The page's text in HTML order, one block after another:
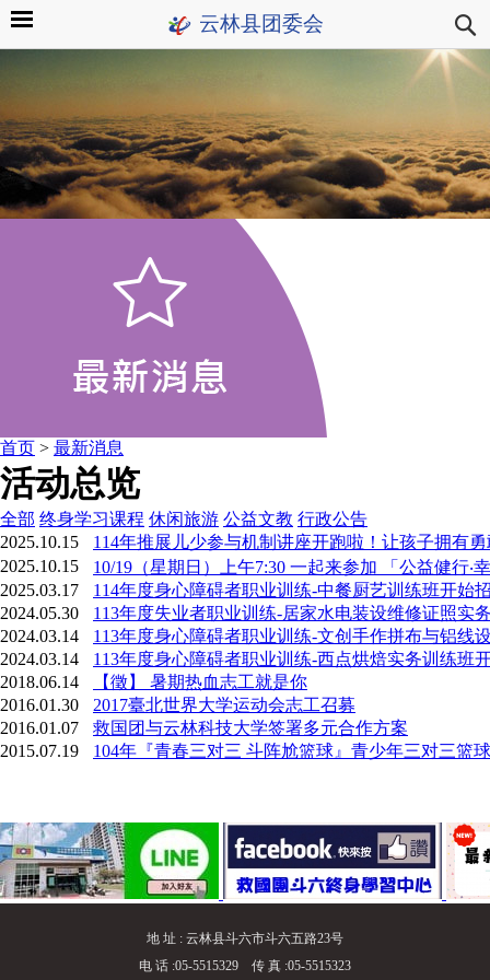
云林县团委会
首页 > 最新消息
活动总览
全部 终身学习课程 休闲旅游 公益文教 行政公告
2025.10.15
114年推展儿少参与机制讲座开跑啦！让孩子拥有
2025.10.15
10/19（星期日）上午7:30 一起来参加 「公益健行‧
2025.03.17
114年度身心障碍者职业训练-中餐厨艺训练班开始
2024.05.30
113年度失业者职业训练-居家水电装设维修证照实
2024.03.14
113年度身心障碍者职业训练-文创手作拼布与铝线
2024.03.14
113年度身心障碍者职业训练-西点烘焙实务训练班
2018.06.14
【徵】 暑期热血志工就是你
2016.01.30
2017臺北世界大学运动会志工召募
2016.01.07
救国团与云林科技大学签署多元合作方案
2015.07.19
104年『青春三对三 斗阵尬篮球』青少年三对三篮
地 址 : 云林县斗六市斗六五路23号
电 话 :05-5515329 传 真 :05-5515323